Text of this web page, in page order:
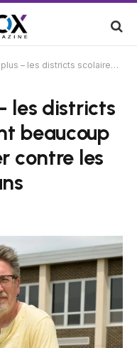
dépensent beaucoup d'argent pour lutter contre les poursuites anti-trans
les districts
beaucoup
contre les